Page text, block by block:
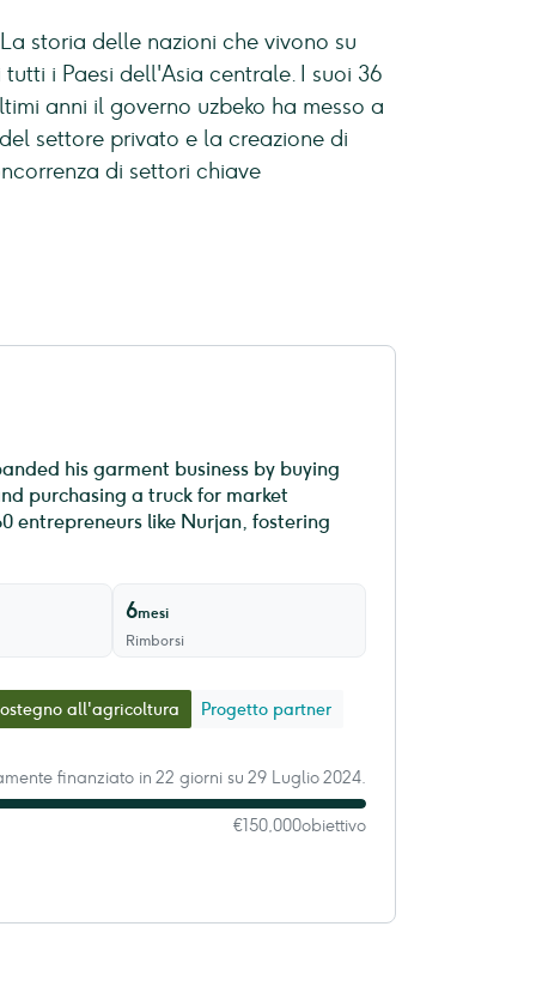
storia delle nazioni che vivono su
i Paesi dell'Asia centrale. I suoi 36
anni il governo uzbeko ha messo a
settore privato e la creazione di
di settori chiave
his garment business by buying
purchasing a truck for market
entrepreneurs like Nurjan, fostering
6mesi
Rimborsi
all'agricoltura Progetto partner
finanziato in 22 giorni su 29 Luglio 2024.
€150,000obiettivo